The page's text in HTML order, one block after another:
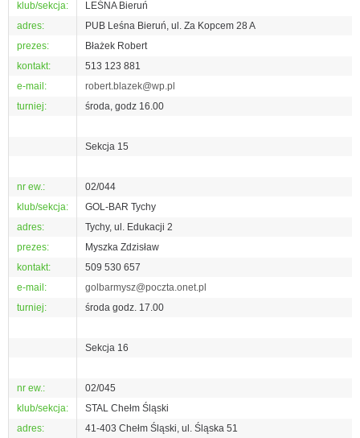
klub/sekcja:
LEŚNA Bieruń
adres:
PUB Leśna Bieruń, ul. Za Kopcem 28 A
prezes:
Błażek Robert
kontakt:
513 123 881
e-mail:
robert.blazek@wp.pl
turniej:
środa, godz 16.00
Sekcja 15
nr ew.:
02/044
klub/sekcja:
GOL-BAR Tychy
adres:
Tychy, ul. Edukacji 2
prezes:
Myszka Zdzisław
kontakt:
509 530 657
e-mail:
golbarmysz@poczta.onet.pl
turniej:
środa godz. 17.00
Sekcja 16
nr ew.:
02/045
klub/sekcja:
STAL Chełm Śląski
adres:
41-403 Chełm Śląski, ul. Śląska 51